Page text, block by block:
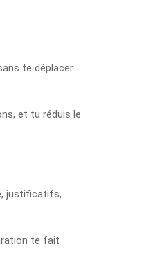
te déplacer
et tu réduis le
justificatifs,
te fait